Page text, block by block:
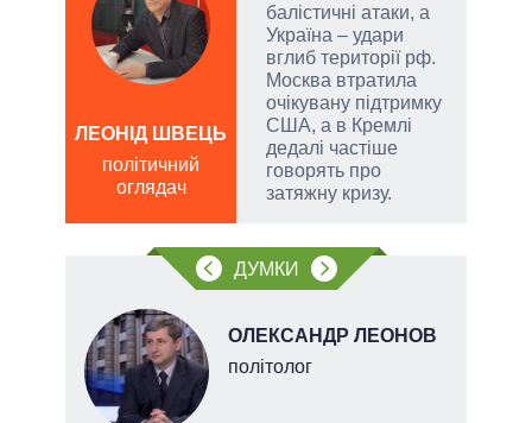
балістичні атаки, а
Україна – удари
вглиб території рф.
Москва втратила
очікувану підтримку
США, а в Кремлі
дедалі частіше
говорять про
затяжну кризу.
ЛЕОНІД ШВЕЦЬ
політичний
оглядач
ДУМКИ
ОЛЕКСАНДР ЛЕОНОВ
політолог